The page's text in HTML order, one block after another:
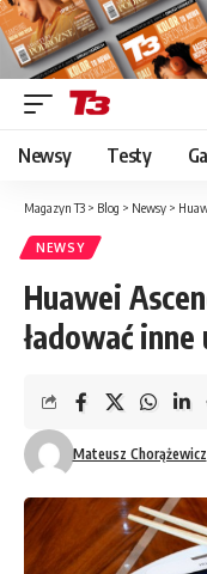
Newsy Testy
Magazyn T3 > Blog > Newsy >
NEWSY
Huawei
ładować
Mateusz Chorążewicz